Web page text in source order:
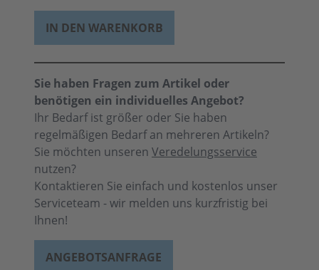
IN DEN WARENKORB
Sie haben Fragen zum Artikel oder
benötigen ein individuelles Angebot?
Ihr Bedarf ist größer oder Sie haben
regelmäßigen Bedarf an mehreren Artikeln?
Sie möchten unseren Veredelungsservice
nutzen?
Kontaktieren Sie einfach und kostenlos unser
Serviceteam - wir melden uns kurzfristig bei
Ihnen!
ANGEBOTSANFRAGE